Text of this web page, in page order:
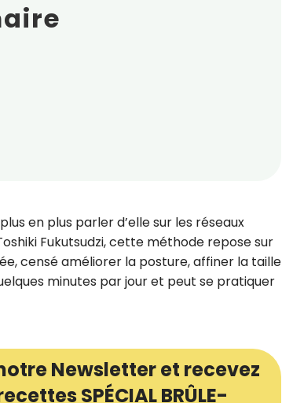
en plus parler d’elle sur les réseaux
Fukutsudzi, cette méthode repose sur
censé améliorer la posture, affiner la taille
minutes par jour et peut se pratiquer
Newsletter et recevez
SPÉCIAL BRÛLE-